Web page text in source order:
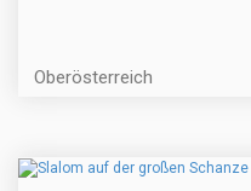
Oberösterreich